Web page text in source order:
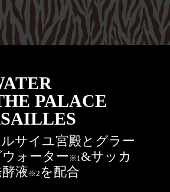
PALACE
サイユ宮殿とグラー
ォーター ※1&サッカ
液 ※2 を配合